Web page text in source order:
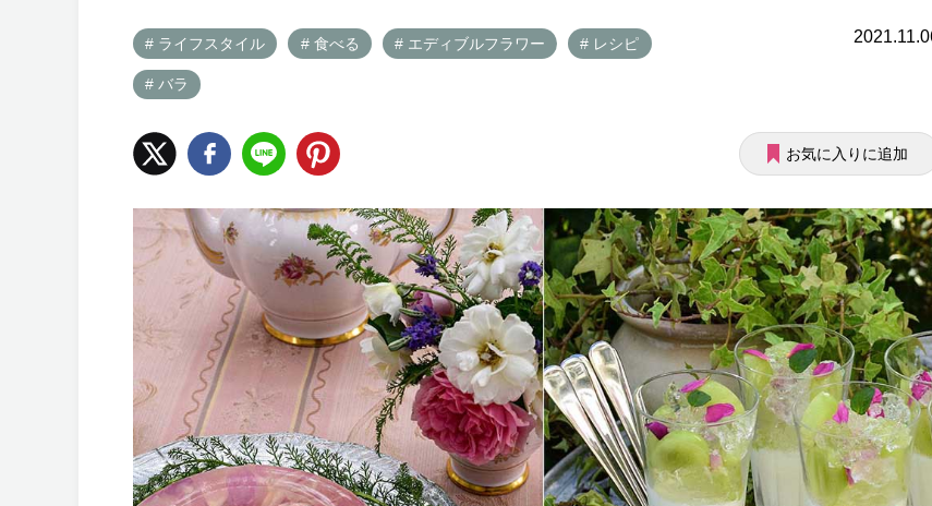
# ライフスタイル # 食べる # エディブルフラワー # レシピ
# バラ
お気に入りに追加